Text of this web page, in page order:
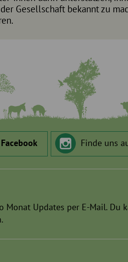
Gesellschaft bekannt zu
Facebook Finde uns
Monat Updates per E-Mail. Du